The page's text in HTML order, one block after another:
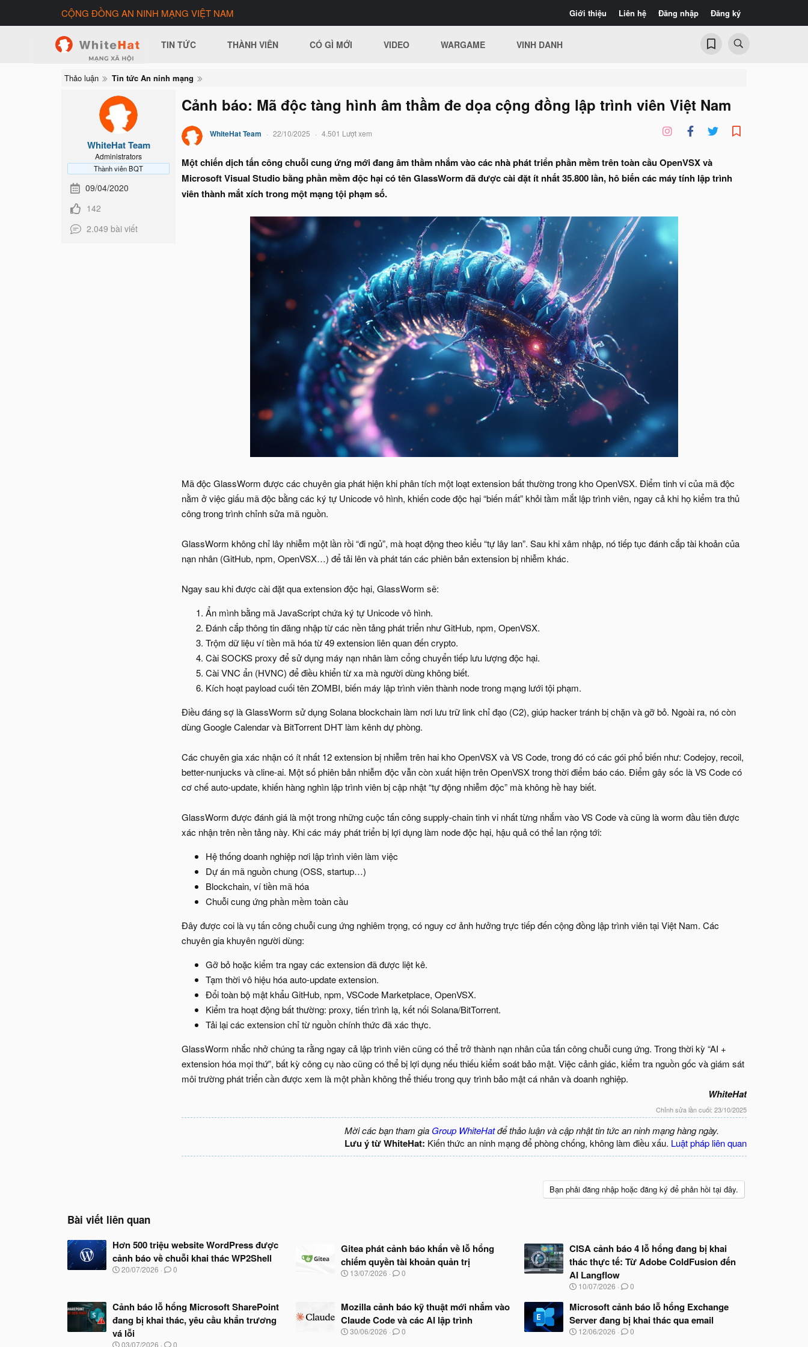
Giới thiệu Liên hệ Đăng nhập Đăng ký
CỘNG ĐỒNG AN NINH MẠNG VIỆT NAM
TIN TỨC THÀNH VIÊN CÓ GÌ MỚI VIDEO WARGAME VINH DANH
Thảo luận Tin tức An ninh mạng
WhiteHat Team
Administrators
Thành viên BQT
09/04/2020
142
2.049 bài viết
Cảnh báo: Mã độc tàng hình âm thầm đe dọa cộng đồng lập trình viên Việt Nam
WhiteHat Team 22/10/2025 4.501 Lượt xem
Một chiến dịch tấn công chuỗi cung ứng mới đang âm thầm nhắm vào các nhà phát triển phần mềm trên toàn cầu OpenVSX và
Microsoft Visual Studio bằng phần mềm độc hại có tên GlassWorm đã được cài đặt ít nhất 35.800 lần, hô biến các máy tính lập trình
viên thành mắt xích trong một mạng tội phạm số.
Mã độc GlassWorm được các chuyên gia phát hiện khi phân tích một loạt extension bất thường trong kho OpenVSX. Điểm tinh vi của mã độc
nằm ở việc giấu mã độc bằng các ký tự Unicode vô hình, khiến code độc hại “biến mất” khỏi tầm mắt lập trình viên, ngay cả khi họ kiểm tra thủ
công trong trình chỉnh sửa mã nguồn.
GlassWorm không chỉ lây nhiễm một lần rồi “đi ngủ”, mà hoạt động theo kiểu “tự lây lan”. Sau khi xâm nhập, nó tiếp tục đánh cắp tài khoản của
nạn nhân (GitHub, npm, OpenVSX…) để tải lên và phát tán các phiên bản extension bị nhiễm khác.
Ngay sau khi được cài đặt qua extension độc hại, GlassWorm sẽ:
Ẩn mình bằng mã JavaScript chứa ký tự Unicode vô hình.
Đánh cắp thông tin đăng nhập từ các nền tảng phát triển như GitHub, npm, OpenVSX.
Trộm dữ liệu ví tiền mã hóa từ 49 extension liên quan đến crypto.
Cài SOCKS proxy để sử dụng máy nạn nhân làm cổng chuyển tiếp lưu lượng độc hại.
Cài VNC ẩn (HVNC) để điều khiển từ xa mà người dùng không biết.
Kích hoạt payload cuối tên ZOMBI, biến máy lập trình viên thành node trong mạng lưới tội phạm.
Điều đáng sợ là GlassWorm sử dụng Solana blockchain làm nơi lưu trữ link chỉ đạo (C2), giúp hacker tránh bị chặn và gỡ bỏ. Ngoài ra, nó còn
dùng Google Calendar và BitTorrent DHT làm kênh dự phòng.
Các chuyên gia xác nhận có ít nhất 12 extension bị nhiễm trên hai kho OpenVSX và VS Code, trong đó có các gói phổ biến như: Codejoy, recoil,
better-nunjucks và cline-ai. Một số phiên bản nhiễm độc vẫn còn xuất hiện trên OpenVSX trong thời điểm báo cáo. Điểm gây sốc là VS Code có
cơ chế auto-update, khiến hàng nghìn lập trình viên bị cập nhật “tự động nhiễm độc” mà không hề hay biết.
GlassWorm được đánh giá là một trong những cuộc tấn công supply-chain tinh vi nhất từng nhắm vào VS Code và cũng là worm đầu tiên được
xác nhận trên nền tảng này. Khi các máy phát triển bị lợi dụng làm node độc hại, hậu quả có thể lan rộng tới:
Hệ thống doanh nghiệp nơi lập trình viên làm việc
Dự án mã nguồn chung (OSS, startup…)
Blockchain, ví tiền mã hóa
Chuỗi cung ứng phần mềm toàn cầu
Đây được coi là vụ tấn công chuỗi cung ứng nghiêm trọng, có nguy cơ ảnh hưởng trực tiếp đến cộng đồng lập trình viên tại Việt Nam. Các
chuyên gia khuyên người dùng:
Gỡ bỏ hoặc kiểm tra ngay các extension đã được liệt kê.
Tạm thời vô hiệu hóa auto-update extension.
Đổi toàn bộ mật khẩu GitHub, npm, VSCode Marketplace, OpenVSX.
Kiểm tra hoạt động bất thường: proxy, tiến trình lạ, kết nối Solana/BitTorrent.
Tải lại các extension chỉ từ nguồn chính thức đã xác thực.
GlassWorm nhắc nhở chúng ta rằng ngay cả lập trình viên cũng có thể trở thành nạn nhân của tấn công chuỗi cung ứng. Trong thời kỳ “AI +
extension hóa mọi thứ”, bất kỳ công cụ nào cũng có thể bị lợi dụng nếu thiếu kiểm soát bảo mật. Việc cảnh giác, kiểm tra nguồn gốc và giám sát
môi trường phát triển cần được xem là một phần không thể thiếu trong quy trình bảo mật cá nhân và doanh nghiệp.
WhiteHat
Chỉnh sửa lần cuối: 23/10/2025
Mời các bạn tham gia Group WhiteHatđể thảo luận và cập nhật tin tức an ninh mạng hàng ngày.
Lưu ý từ WhiteHat: Kiến thức an ninh mạng để phòng chống, không làm điều xấu. Luật pháp liên quan
Bạn phải đăng nhập hoặc đăng ký để phản hồi tại đây.
Bài viết liên quan
Hơn 500 triệu website WordPress được
cảnh báo về chuỗi khai thác WP2Shell
N
b
ắ
t
đ
20/07/2026 0
Gitea phát cảnh báo khẩn về lỗ hổng
chiếm quyền tài khoản quản trị
N
b
ắ
t
13/07/2026 0
CISA cảnh báo 4 lỗ hổng đang bị khai
thác thực tế: Từ Adobe ColdFusion đến
AI Langflow
N
à
b
ắ
10/07/2026 0
Cảnh báo lỗ hổng Microsoft SharePoint
đang bị khai thác, yêu cầu khẩn trương
vá lỗi
N
03/07/2026 0
Mozilla cảnh báo kỹ thuật mới nhắm vào
Claude Code và các AI lập trình
N
30/06/2026 0
Microsoft cảnh báo lỗ hổng Exchange
Server đang bị khai thác qua email
N
12/06/2026 0